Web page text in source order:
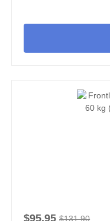
$95.95 $131.90